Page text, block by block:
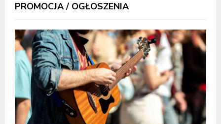
PROMOCJA / OGŁOSZENIA